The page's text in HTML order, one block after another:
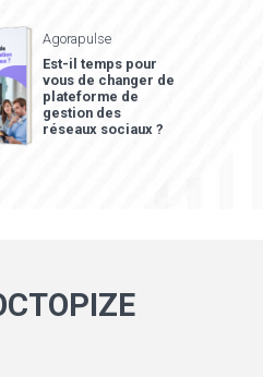
Agorapulse
Est-il temps pour
vous de changer de
plateforme de
gestion des
réseaux sociaux ?